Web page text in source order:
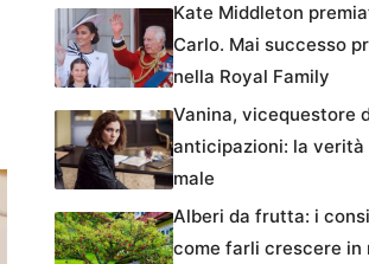
Kate Middleton
Carlo. Mai successo
nella Royal Family
Vanina, vicequestore
anticipazioni: la verità
male
Alberi da frutta: i
come farli crescere in